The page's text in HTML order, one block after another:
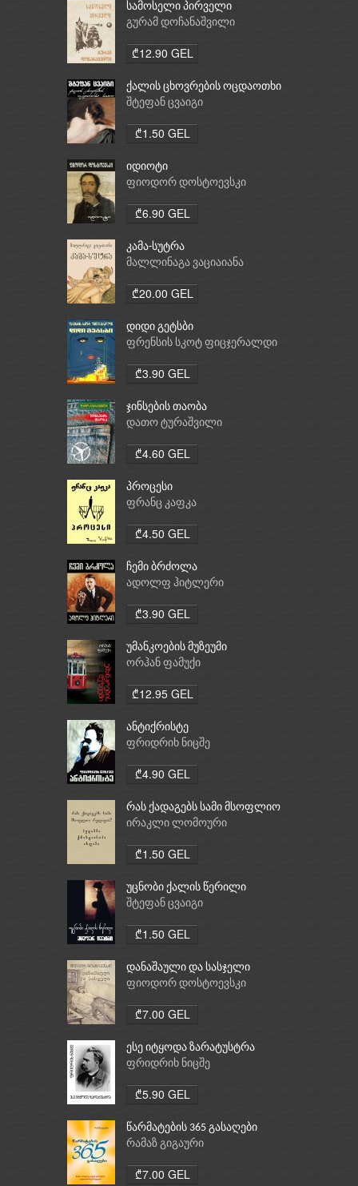
სამოსელი პირველი
გურამ დოჩანაშვილი
₾12.90 GEL
ქალის ცხოვრების ოცდაოთხი
საათი
შტეფან ცვაიგი
₾1.50 GEL
იდიოტი
ფიოდორ დოსტოევსკი
₾6.90 GEL
კამა-სუტრა
მალლინაგა ვაციაიანა
₾20.00 GEL
დიდი გეტსბი
ფრენსის სკოტ ფიცჯერალდი
₾3.90 GEL
ჯინსების თაობა
დათო ტურაშვილი
₾4.60 GEL
პროცესი
ფრანც კაფკა
₾4.50 GEL
ჩემი ბრძოლა
ადოლფ ჰიტლერი
₾3.90 GEL
უმანკოების მუზეუმი
ორჰან ფამუქი
₾12.95 GEL
ანტიქრისტე
ფრიდრიხ ნიცშე
₾4.90 GEL
რას ქადაგებს სამი მსოფლიო
რელიგია: ბუდიზმი,
ირაკლი ლომოური
₾1.50 GEL
უცნობი ქალის წერილი
შტეფან ცვაიგი
₾1.50 GEL
დანაშაული და სასჯელი
ფიოდორ დოსტოევსკი
₾7.00 GEL
ესე იტყოდა ზარატუსტრა
ფრიდრიხ ნიცშე
₾5.90 GEL
წარმატების 365 გასაღები
რამაზ გიგაური
₾7.00 GEL